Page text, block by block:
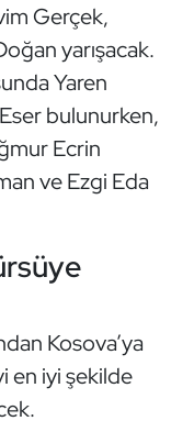
Gerçek,
yarışacak.
Yaren
bulunurken,
Ecrin
ve Ezgi Eda
Kosova’ya
en iyi şekilde